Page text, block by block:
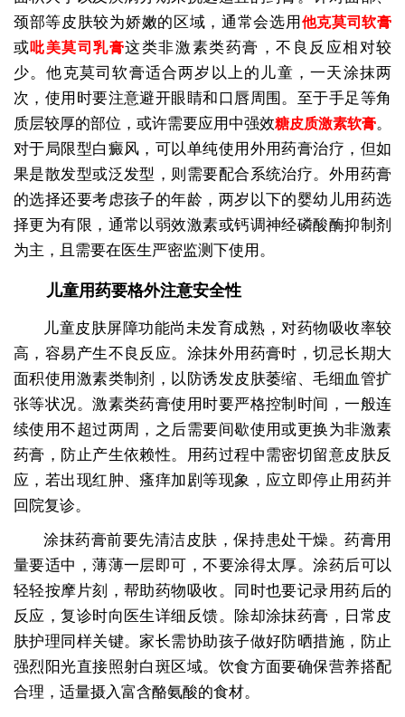
颈部等皮肤较为娇嫩的区域，通常会选用 他克莫司软膏
或吡美莫司乳膏这类非激素类药膏，不良反应相对较
少。他克莫司软膏适合两岁以上的儿童，一天涂抹两
次，使用时要注意避开眼睛和口唇周围。至于手足等角
质层较厚的部位，或许需要应用中强效糖皮质激素软膏。
对于局限型白癜风，可以单纯使用外用药膏治疗，但如
果是散发型或泛发型，则需要配合系统治疗。外用药膏
的选择还要考虑孩子的年龄，两岁以下的婴幼儿用药选
择更为有限，通常以弱效激素或钙调神经磷酸酶抑制剂
为主，且需要在医生严密监测下使用。
儿童用药要格外注意安全性
儿童皮肤屏障功能尚未发育成熟，对药物吸收率较
高，容易产生不良反应。涂抹外用药膏时，切忌长期大
面积使用激素类制剂，以防诱发皮肤萎缩、毛细血管扩
张等状况。激素类药膏使用时要严格控制时间，一般连
续使用不超过两周，之后需要间歇使用或更换为非激素
药膏，防止产生依赖性。用药过程中需密切留意皮肤反
应，若出现红肿、瘙痒加剧等现象，应立即停止用药并
回院复诊。
涂抹药膏前要先清洁皮肤，保持患处干燥。药膏用
量要适中，薄薄一层即可，不要涂得太厚。涂药后可以
轻轻按摩片刻，帮助药物吸收。同时也要记录用药后的
反应，复诊时向医生详细反馈。除却涂抹药膏，日常皮
肤护理同样关键。家长需协助孩子做好防晒措施，防止
强烈阳光直接照射白斑区域。饮食方面要确保营养搭配
合理，适量摄入富含酪氨酸的食材。